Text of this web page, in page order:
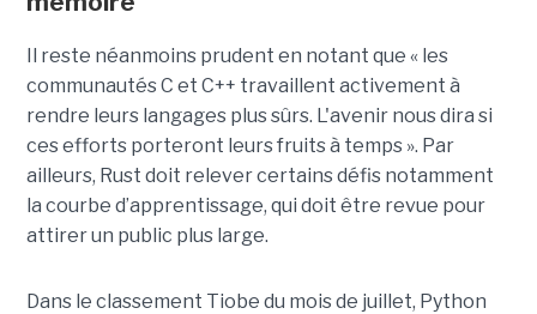
Il reste néanmoins prudent en notant que « les
communautés C et C++ travaillent activement à
rendre leurs langages plus sûrs. L'avenir nous dira si
ces efforts porteront leurs fruits à temps ». Par
ailleurs, Rust doit relever certains défis notamment
la courbe d’apprentissage, qui doit être revue pour
attirer un public plus large.
Dans le classement Tiobe du mois de juillet, Python